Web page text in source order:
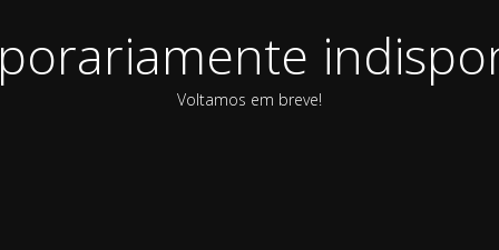
Voltamos em breve!